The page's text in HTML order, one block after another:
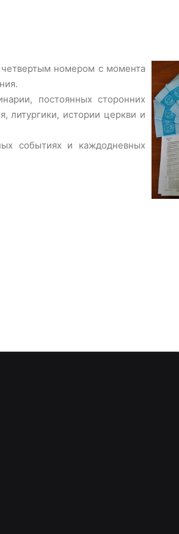
четвертым номером с момента
постоянных сторонних
литургики, истории церкви и
событиях и каждодневных